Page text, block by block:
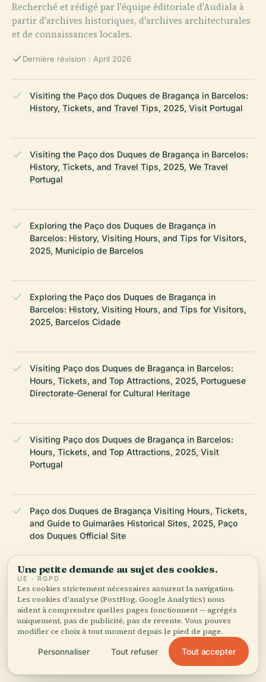
Recherché et rédigé par l'équipe éditoriale d'Audiala à
partir d'archives historiques, d'archives architecturales
et de connaissances locales.
Dernière révision : April 2026
Visiting the Paço dos Duques de Bragança in Barcelos:
History, Tickets, and Travel Tips, 2025, Visit Portugal
Visiting the Paço dos Duques de Bragança in Barcelos:
History, Tickets, and Travel Tips, 2025, We Travel
Portugal
Exploring the Paço dos Duques de Bragança in
Barcelos: History, Visiting Hours, and Tips for Visitors,
2025, Município de Barcelos
Exploring the Paço dos Duques de Bragança in
Barcelos: History, Visiting Hours, and Tips for Visitors,
2025, Barcelos Cidade
Visiting Paço dos Duques de Bragança in Barcelos:
Hours, Tickets, and Top Attractions, 2025, Portuguese
Directorate-General for Cultural Heritage
Visiting Paço dos Duques de Bragança in Barcelos:
Hours, Tickets, and Top Attractions, 2025, Visit
Portugal
Paço dos Duques de Bragança Visiting Hours, Tickets,
and Guide to Guimarães Historical Sites, 2025, Paço
dos Duques Official Site
Paço dos Duques de Bragança Visiting Hours, Tickets,
and Guide to Guimarães Historical Sites, 2025,
Passaporte no Bolso
Recherché à partir de Wikidata, Wikipédia et de sources
Une petite demande au sujet des cookies.
UE · RGPD
Les cookies strictement nécessaires assurent la navigation.
Les cookies d'analyse (PostHog, Google Analytics) nous
aident à comprendre quelles pages fonctionnent — agrégés
uniquement, pas de publicité, pas de revente. Vous pouvez
modifier ce choix à tout moment depuis le pied de page.
Personnaliser Tout refuser Tout accepter